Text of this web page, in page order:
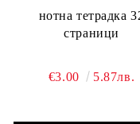
нотна тетрадка 32
страници
€3.00 5.87лв.